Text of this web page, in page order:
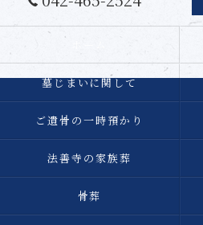
墓じまいに関して
ご遺骨の一時預かり
法善寺の家族葬
骨葬